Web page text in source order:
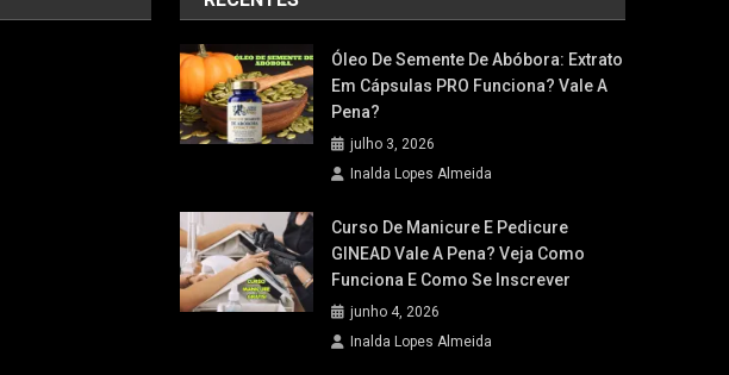
Óleo De Semente De Abóbora: Extrato
Em Cápsulas PRO Funciona? Vale A
Pena?
julho 3, 2026
Inalda Lopes Almeida
Curso De Manicure E Pedicure
GINEAD Vale A Pena? Veja Como
Funciona E Como Se Inscrever
junho 4, 2026
Inalda Lopes Almeida